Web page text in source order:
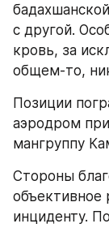
с другой.
кровь, за
общем-то,
Позиции
аэродром
мангруппу
Стороны
объективное
инциденту.